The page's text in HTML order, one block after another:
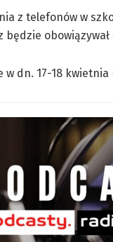
z telefonów w
będzie
w dn. 17-18